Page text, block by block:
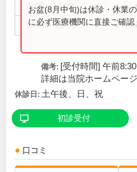
9:00～12:00 ● ●
14:00～18:00 ● ●
お盆(8月中旬)は休診・休業
に必ず医療機関に直接ご確認
備考: [受付時間] 午前
詳細は当院ホームペー
休診日: 土午後、日、祝
初診受付
口コミ